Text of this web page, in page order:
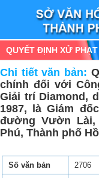
QUYẾT ĐỊNH XỬ
Chi tiết văn bản:
chính đối với
Giải trí Diamond,
1987, là Giám
đường Vườn Lài,
Phú, Thành phố
Số văn bản
2706